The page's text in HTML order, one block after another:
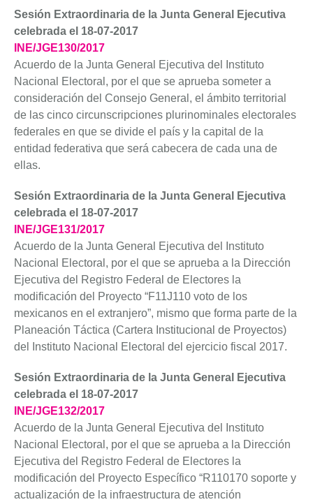
Sesión Extraordinaria de la Junta General Ejecutiva
celebrada el 18-07-2017
INE/JGE130/2017
Acuerdo de la Junta General Ejecutiva del Instituto
Nacional Electoral, por el que se aprueba someter a
consideración del Consejo General, el ámbito territorial
de las cinco circunscripciones plurinominales electorales
federales en que se divide el país y la capital de la
entidad federativa que será cabecera de cada una de
ellas.
Sesión Extraordinaria de la Junta General Ejecutiva
celebrada el 18-07-2017
INE/JGE131/2017
Acuerdo de la Junta General Ejecutiva del Instituto
Nacional Electoral, por el que se aprueba a la Dirección
Ejecutiva del Registro Federal de Electores la
modificación del Proyecto “F11J110 voto de los
mexicanos en el extranjero”, mismo que forma parte de la
Planeación Táctica (Cartera Institucional de Proyectos)
del Instituto Nacional Electoral del ejercicio fiscal 2017.
Sesión Extraordinaria de la Junta General Ejecutiva
celebrada el 18-07-2017
INE/JGE132/2017
Acuerdo de la Junta General Ejecutiva del Instituto
Nacional Electoral, por el que se aprueba a la Dirección
Ejecutiva del Registro Federal de Electores la
modificación del Proyecto Específico “R110170 soporte y
actualización de la infraestructura de atención